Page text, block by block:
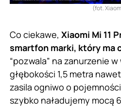
(fot.
Co ciekawe, Xiaomi Mi 11
smartfon marki, który ma
“pozwala” na zanurzenie
głębokości 1,5 metra
zasila ogniwo o
szybko naładujemy mocą